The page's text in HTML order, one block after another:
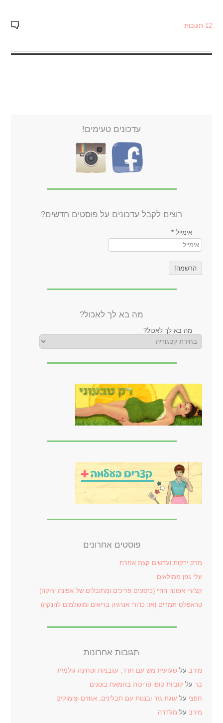
12 תגובות
עדכונים טעימים!
רוצים לקבל עדכונים על פוסטים חדשים?
אימייל*
מה בא לך לאכול?
מה בא לך לאכול?
פוסטים אחרונים
מרק ירקות ועדשים קצת אחרת
עלי גפן ממולאים
קצ'ורי אפונה הודי (כיסונים פריכים ומתובלים של אפונה ירוקה)
טראפלס תמרים (או: כדורי אנרגיה בריאים ומושלמים להנקה)
תגובות אחרונות
מירב עלשעועית מש עם תרד, עגבניות וטחינה גולמית
בר על קוביות טופו פריכות בחמאת בוטנים
חפצי על עוגת גזר ובננות עם תבלינים, אגוזים וצימוקים
מירב על מג'דרה